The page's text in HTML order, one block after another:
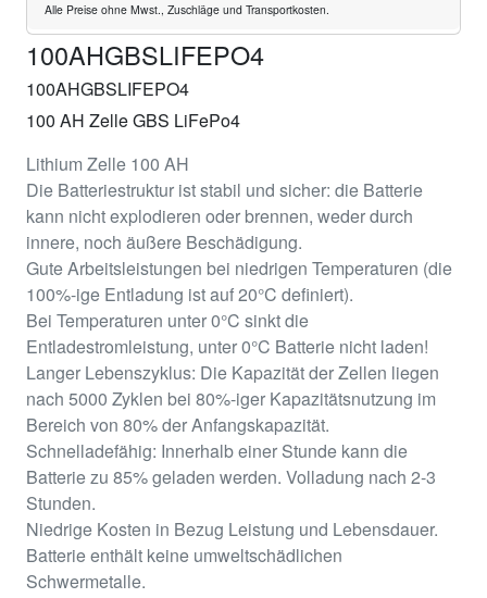
Alle Preise ohne Mwst., Zuschläge und Transportkosten.
100AHGBSLIFEPO4
100AHGBSLIFEPO4
100 AH Zelle GBS LiFePo4
Lithium Zelle 100 AH
Die Batteriestruktur ist stabil und sicher: die Batterie
kann nicht explodieren oder brennen, weder durch
innere, noch äußere Beschädigung.
Gute Arbeitsleistungen bei niedrigen Temperaturen (die
100%-ige Entladung ist auf 20°C definiert).
Bei Temperaturen unter 0°C sinkt die
Entladestromleistung, unter 0°C Batterie nicht laden!
Langer Lebenszyklus: Die Kapazität der Zellen liegen
nach 5000 Zyklen bei 80%-iger Kapazitätsnutzung im
Bereich von 80% der Anfangskapazität.
Schnelladefähig: Innerhalb einer Stunde kann die
Batterie zu 85% geladen werden. Volladung nach 2-3
Stunden.
Niedrige Kosten in Bezug Leistung und Lebensdauer.
Batterie enthält keine umweltschädlichen
Schwermetalle.